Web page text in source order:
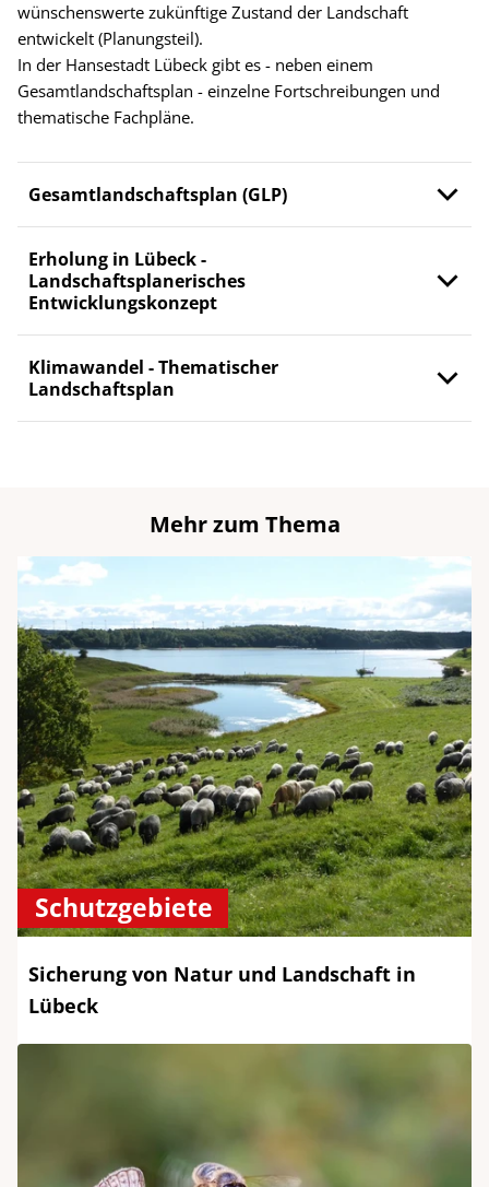
wünschenswerte zukünftige Zustand der Landschaft
entwickelt (Planungsteil).
In der Hansestadt Lübeck gibt es - neben einem
Gesamtlandschaftsplan - einzelne Fortschreibungen und
thematische Fachpläne.
Gesamtlandschaftsplan (GLP)
Erholung in Lübeck -
Landschaftsplanerisches
Entwicklungskonzept
Klimawandel - Thematischer
Landschaftsplan
Mehr zum Thema
Schutzgebiete
Sicherung von Natur und Landschaft in
Lübeck